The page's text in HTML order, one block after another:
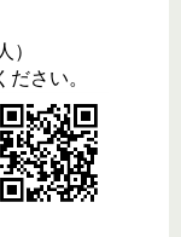
）
さい。